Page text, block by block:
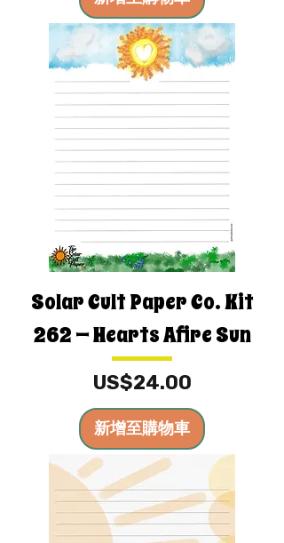
Solar Cult Paper Co. Kit
262 — Hearts Afire Sun
價格
US$24.00
新增至購物車